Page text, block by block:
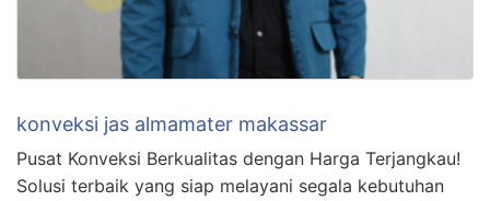
konveksi jas almamater makassar
Pusat Konveksi Berkualitas dengan Harga Terjangkau!
Solusi terbaik yang siap melayani segala kebutuhan